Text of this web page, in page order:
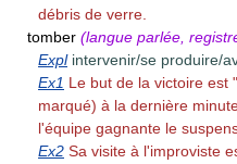
débris de verre.
tomber (langue parlée,
Expl intervenir/se produire/
Ex1 Le but de la victoire est
marqué) à la dernière
l'équipe gagnante le
Ex2 Sa visite à l'improviste